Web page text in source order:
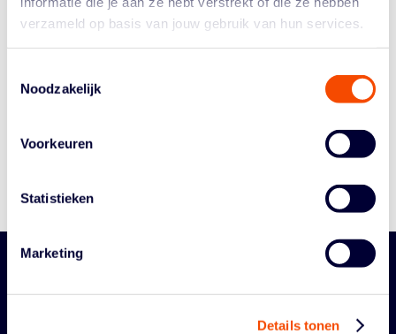
verzameld op basis van jouw gebruik van hun services.
Noodzakelijk
Voorkeuren
Statistieken
Marketing
Details tonen
Algemene Vergadering
Medewerkers